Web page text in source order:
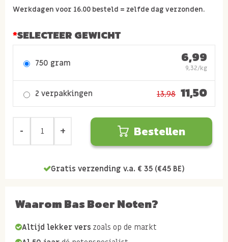
Werkdagen voor 16.00 besteld = zelfde dag verzonden.
SELECTEER GEWICHT
750 gram 6,99
9,32/kg
2 verpakkingen 13,98 11,50
Bestellen
Gratis verzending v.a. € 35 (€45 BE)
Waarom Bas Boer Noten?
Altijd lekker vers zoals op de markt